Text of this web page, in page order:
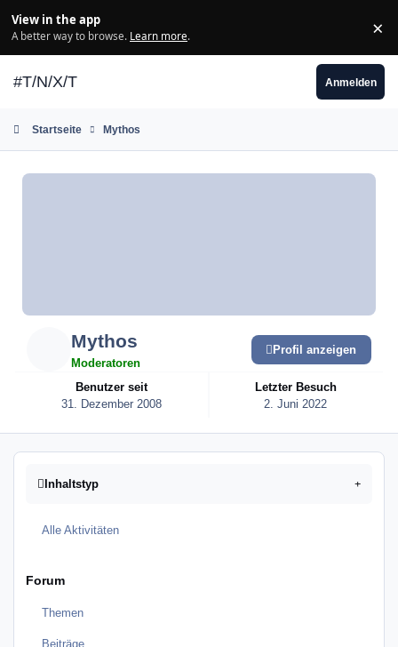
View in the app
A better way to browse. Learn more. ×
#T/N/X/T Anmelden
Startseite Mythos
Mythos
Moderatoren
Benutzer seit
31. Dezember 2008
Letzter Besuch
2. Juni 2022
Profil anzeigen
Inhaltstyp
Alle Aktivitäten
Forum
Themen
Beiträge